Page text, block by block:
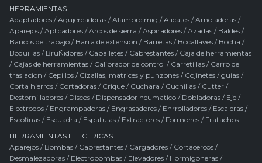
HERRAMIENTAS
Adaptadores /Agujereadoras /Alambre mig /Alicates /Amoladoras /
Aparejos /Aplicadores /Arcos de sierra /Aspiradores /Azadas / Baldes /
Bancos de trabajo / Barra de extension / Barretas / Bocallaves / Bocha /
Boquillas / BruÑidores / Caballetes / Cabrestantes / Caja de herramientas
/ Cajas de herramientas / Calibrador de control / Carretillas / Carro de
traslacion / Cepillos / Cizallas, matrices y punzones / Cojinetes / guias /
Corta hierros / Cortadoras / Crique / Cuchara / Cuchillas / Cutter /
Destornilladores / Discos / Dispensador neumatico / Dobladoras / Eje /
Electrodos / Engrampadoras / Engrasadores / Enrrolladores / Escaleras /
Escofinas / Escuadra / Espatulas / Extractores / Formones / Fratachos
HERRAMIENTAS ELECTRICAS
Aparejos / Bombas / Cabrestantes / Cargadores / Cortacercos /
Desmalezadoras / Electrobombas / Elevadores / Hormigoneras /